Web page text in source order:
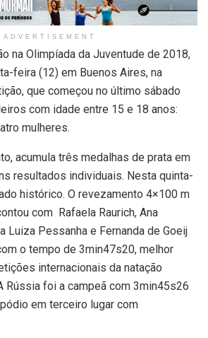
ADVERTISEMENT
na Olimpíada da Juventude de 2018,
feira (12) em Buenos Aires, na
que começou no último sábado
com idade entre 15 e 18 anos:
mulheres.
acumula três medalhas de prata em
resultados individuais. Nesta quinta-
histórico. O revezamento 4×100 m
com Rafaela Raurich, Ana
Luiza Pessanha e Fernanda de Goeij
o tempo de 3min47s20, melhor
internacionais da natação
Rússia foi a campeã com 3min45s26
em terceiro lugar com